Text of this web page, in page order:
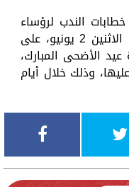
الندب لرؤساء
اللجان والمراقبين والملاحظين يوم الاثنين 2 يونيو، على
الأضحى المبارك،
وذلك خلال أيام